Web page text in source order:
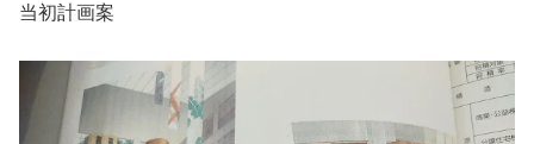
当初計画案